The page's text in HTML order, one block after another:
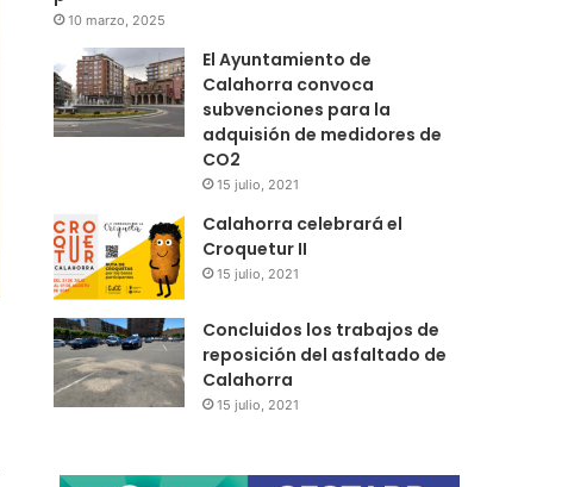
10 marzo, 2025
El Ayuntamiento de
Calahorra convoca
subvenciones para la
adquisión de medidores de
CO2
15 julio, 2021
Calahorra celebrará el
Croquetur II
15 julio, 2021
Concluidos los trabajos de
reposición del asfaltado de
Calahorra
15 julio, 2021